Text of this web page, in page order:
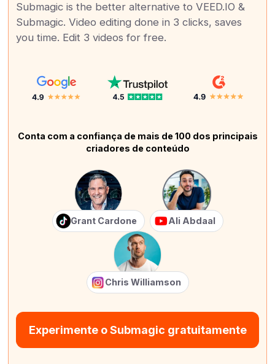
Submagic is the better alternative to VEED.IO &
Submagic. Video editing done in 3 clicks, saves
you time. Edit 3 videos for free.
Conta com a confiança de mais de 100 dos principais
criadores de conteúdo
Grant Cardone Ali Abdaal
Chris Williamson
Experimente o Submagic gratuitamente